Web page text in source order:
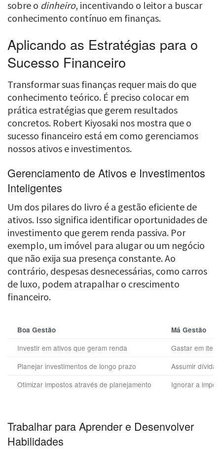
sobre o dinheiro, incentivando o leitor a buscar
conhecimento contínuo em finanças.
Aplicando as Estratégias para o
Sucesso Financeiro
Transformar suas finanças requer mais do que
conhecimento teórico. É preciso colocar em
prática estratégias que gerem resultados
concretos. Robert Kiyosaki nos mostra que o
sucesso financeiro está em como gerenciamos
nossos ativos e investimentos.
Gerenciamento de Ativos e Investimentos
Inteligentes
Um dos pilares do livro é a gestão eficiente de
ativos. Isso significa identificar oportunidades de
investimento que gerem renda passiva. Por
exemplo, um imóvel para alugar ou um negócio
que não exija sua presença constante. Ao
contrário, despesas desnecessárias, como carros
de luxo, podem atrapalhar o crescimento
financeiro.
Boa Gestão Má Gestão
Investir em ativos que geram renda
Gastar em
Planejar investimentos de longo prazo
Assumir
Otimizar impostos através de planejamento
Ignorar a
Trabalhar para Aprender e Desenvolver
Habilidades